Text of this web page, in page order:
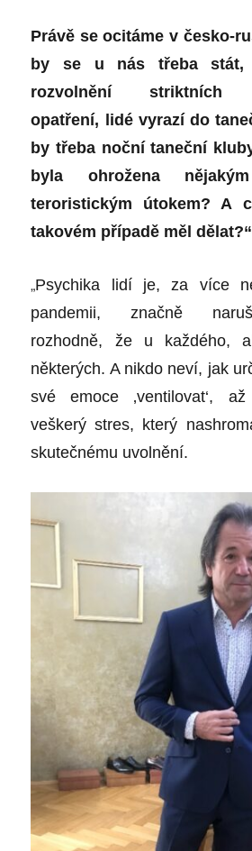
Právě se ocitáme v česko-
by se u nás třeba
rozvolnění striktních
opatření, lidé vyrazí do
by třeba noční taneční
byla ohrožena
teroristickým útokem? A
takovém případě měl dělat?“
„Psychika lidí je, za více
pandemii, značně
rozhodně, že u každého,
některých. A nikdo neví, jak
své emoce ‚ventilovat‘,
veškerý stres, který
skutečnému uvolnění.